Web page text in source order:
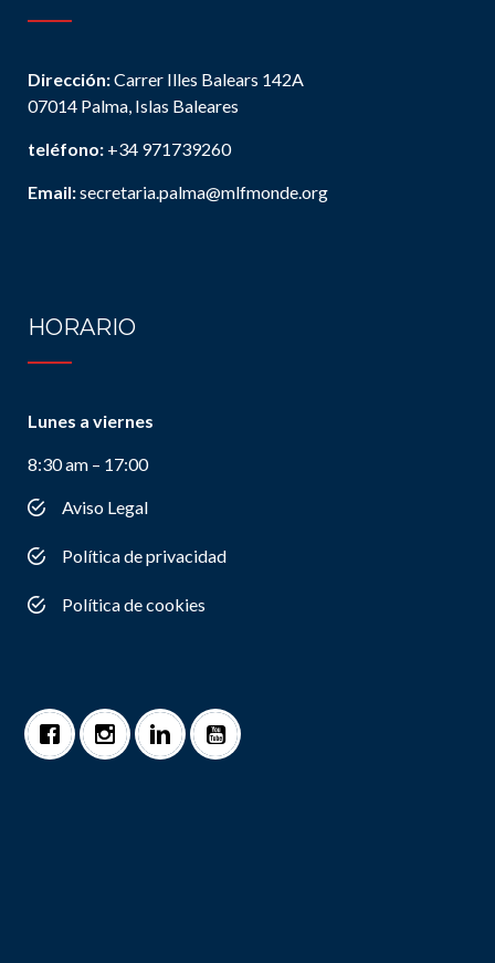
Dirección:Carrer Illes Balears 142A
07014 Palma, Islas Baleares
teléfono: +34 971739260
Email:secretaria.palma@mlfmonde.org
HORARIO
Lunes a viernes
8:30 am – 17:00
Aviso Legal
Política de privacidad
Política de cookies